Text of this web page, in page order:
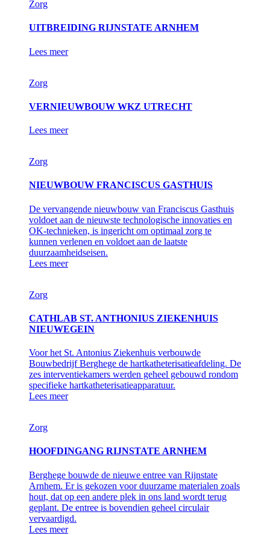
Zorg
UITBREIDING RIJNSTATE ARNHEM
Lees meer
Zorg
VERNIEUWBOUW WKZ UTRECHT
Lees meer
Zorg
NIEUWBOUW FRANCISCUS GASTHUIS
De vervangende nieuwbouw van Franciscus Gasthuis
voldoet aan de nieuwste technologische innovaties en
OK-technieken, is ingericht om optimaal zorg te
kunnen verlenen en voldoet aan de laatste
duurzaamheidseisen.
Lees meer
Zorg
CATHLAB ST. ANTHONIUS ZIEKENHUIS
NIEUWEGEIN
Voor het St. Antonius Ziekenhuis verbouwde
Bouwbedrijf Berghege de hartkatheterisatieafdeling. De
zes interventiekamers werden geheel gebouwd rondom
specifieke hartkatheterisatieapparatuur.
Lees meer
Zorg
HOOFDINGANG RIJNSTATE ARNHEM
Berghege bouwde de nieuwe entree van Rijnstate
Arnhem. Er is gekozen voor duurzame materialen zoals
hout, dat op een andere plek in ons land wordt terug
geplant. De entree is bovendien geheel circulair
vervaardigd.
Lees meer